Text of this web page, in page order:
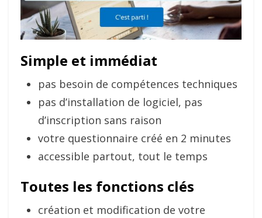
Simple et immédiat
pas besoin de compétences techniques
pas d’installation de logiciel, pas
d’inscription sans raison
votre questionnaire créé en 2 minutes
accessible partout, tout le temps
Toutes les fonctions clés
création et modification de votre